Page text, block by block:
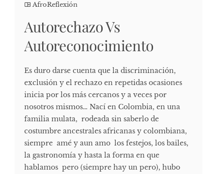
AfroReflexión
Autorechazo Vs
Autoreconocimiento
Es duro darse cuenta que la discriminación,
exclusión y el rechazo en repetidas ocasiones
inicia por los más cercanos y a veces por
nosotros mismos… Nací en Colombia, en una
familia mulata, rodeada sin saberlo de
costumbre ancestrales africanas y colombiana,
siempre amé y aun amo los festejos, los bailes,
la gastronomía y hasta la forma en que
hablamos pero (siempre hay un pero), hubo